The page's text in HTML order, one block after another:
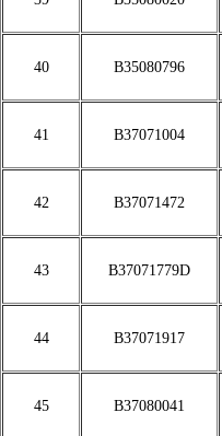
40 B35080796
41 B37071004
42 B37071472
43 B37071779D
44 B37071917
45 B37080041